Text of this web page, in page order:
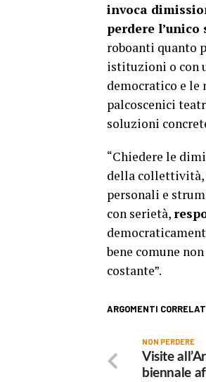
invoca
perdere
roboanti quanto
istituzioni o con
democratico e le
palcoscenici
soluzioni
“Chiedere le
della collettività,
personali e
con serietà,
bene comune
costante”.
ARGOMENTI
NON PERDERE
Visite
biennale